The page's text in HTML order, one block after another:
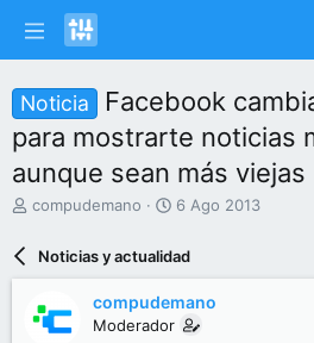
Noticia
Facebook
para mostrarte noticias
aunque sean más viejas
I
a
compudemano
F
h
d
e
6 Ago 2013
Noticias y actualidad
compudemano
Moderador